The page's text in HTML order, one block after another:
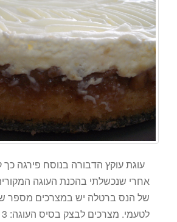
עוגת עוקץ הדבורה בנוסח פירגה כך
אחרי שנכשלתי בהכנת העוגה
של הנס ברטלה יש במצרכים מספר